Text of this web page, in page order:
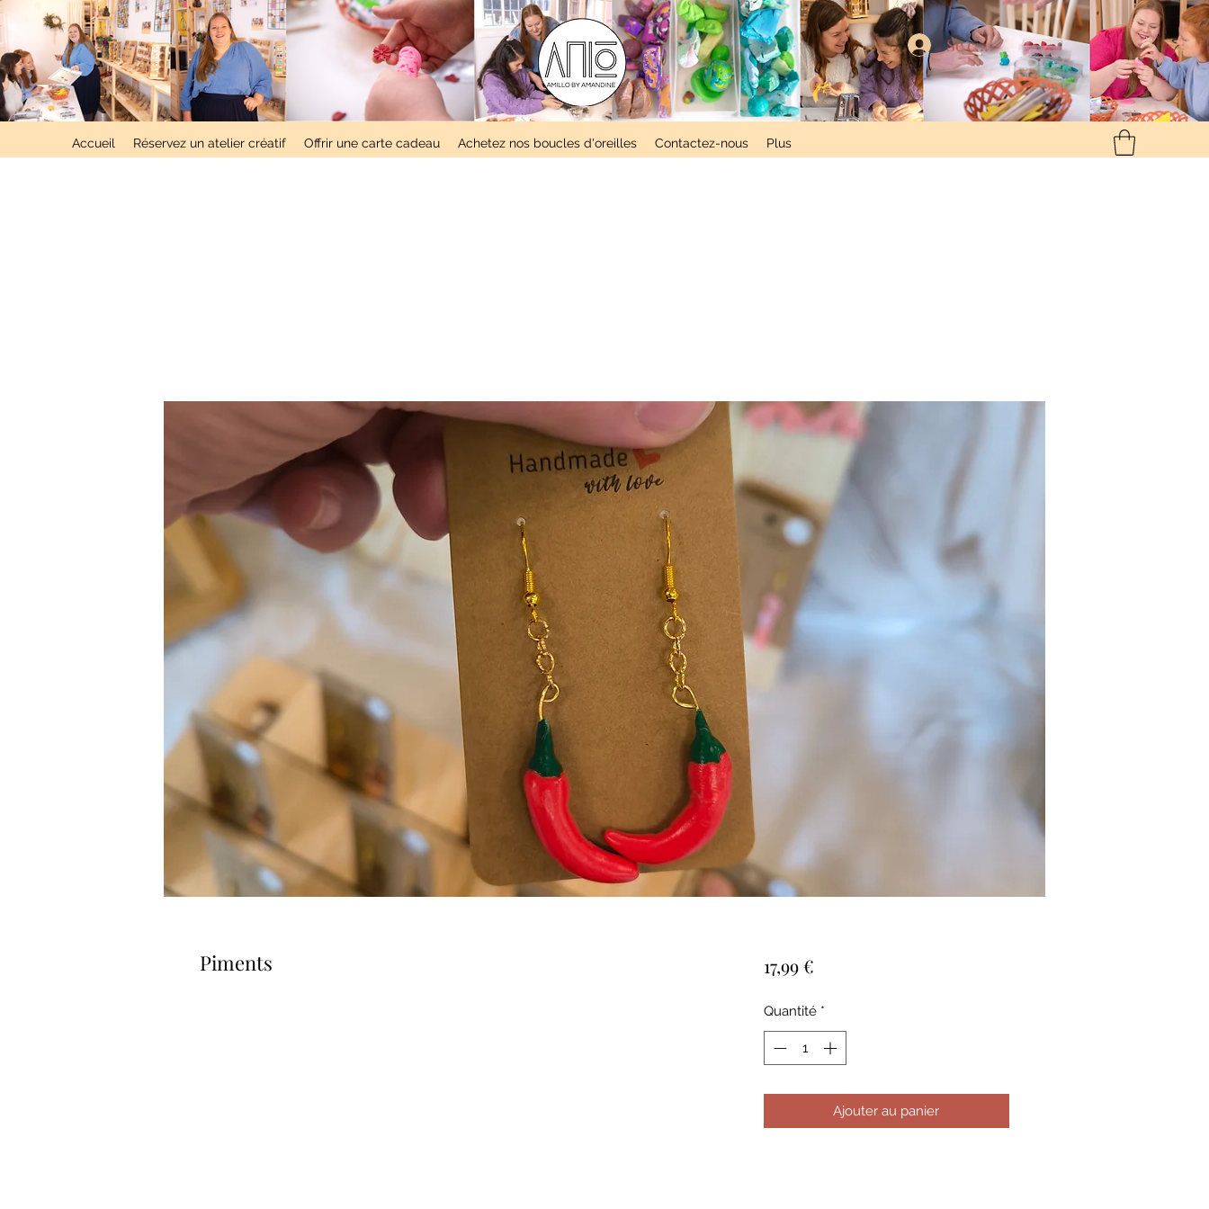
Se connecter
Accueil Réservez un atelier créatif Offrir une carte cadeau Achetez nos boucles d'oreilles Contactez-nous Plus
Piments 17,99 €Prix
Quantité *
Ajouter au panier